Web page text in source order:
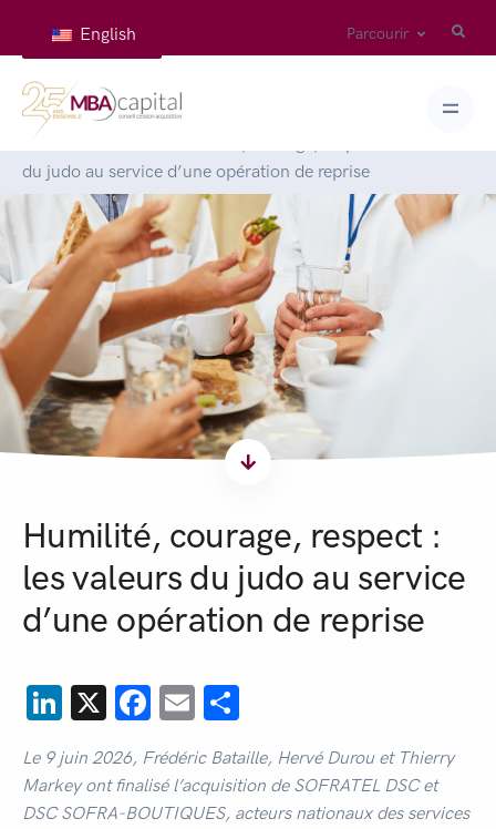
English Parcourir
Accueil
du judo au service d’une opération de reprise
Humilité, courage, respect :
les valeurs du judo au service
d’une opération de reprise
LinkedIn
X Facebook
Email
Le 9 juin 2026, Frédéric Bataille, Hervé Durou et Thierry
Markey ont finalisé l’acquisition de SOFRATEL DSC et
DSC SOFRA-BOUTIQUES, acteurs nationaux des services